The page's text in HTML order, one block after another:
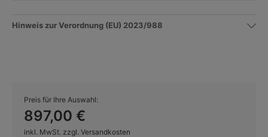
Hinweis zur Verordnung (EU) 2023/988
Preis für Ihre Auswahl:
897,00 €
inkl. MwSt. zzgl. Versandkosten